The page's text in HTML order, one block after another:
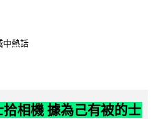
中熱話
相機 據為己有被的士